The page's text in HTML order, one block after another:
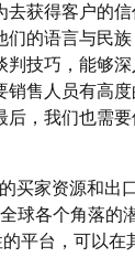
获得客户的
的语言与民
技巧，能够
售人员有高
，我们也需要
家资源和出口
各个角落的
平台，可以在